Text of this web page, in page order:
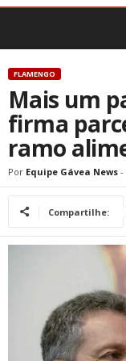
FLAMENGO
Mais um
firma
ramo
Por Equipe Gávea News -
Compartilhe: